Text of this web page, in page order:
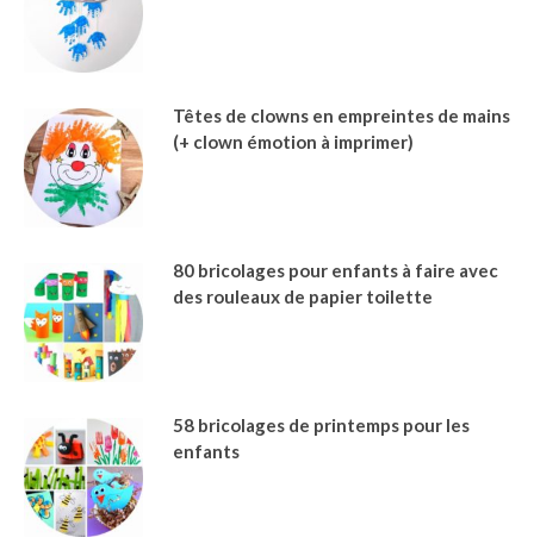
Têtes de clowns en empreintes de mains
(+ clown émotion à imprimer)
80 bricolages pour enfants à faire avec
des rouleaux de papier toilette
58 bricolages de printemps pour les
enfants